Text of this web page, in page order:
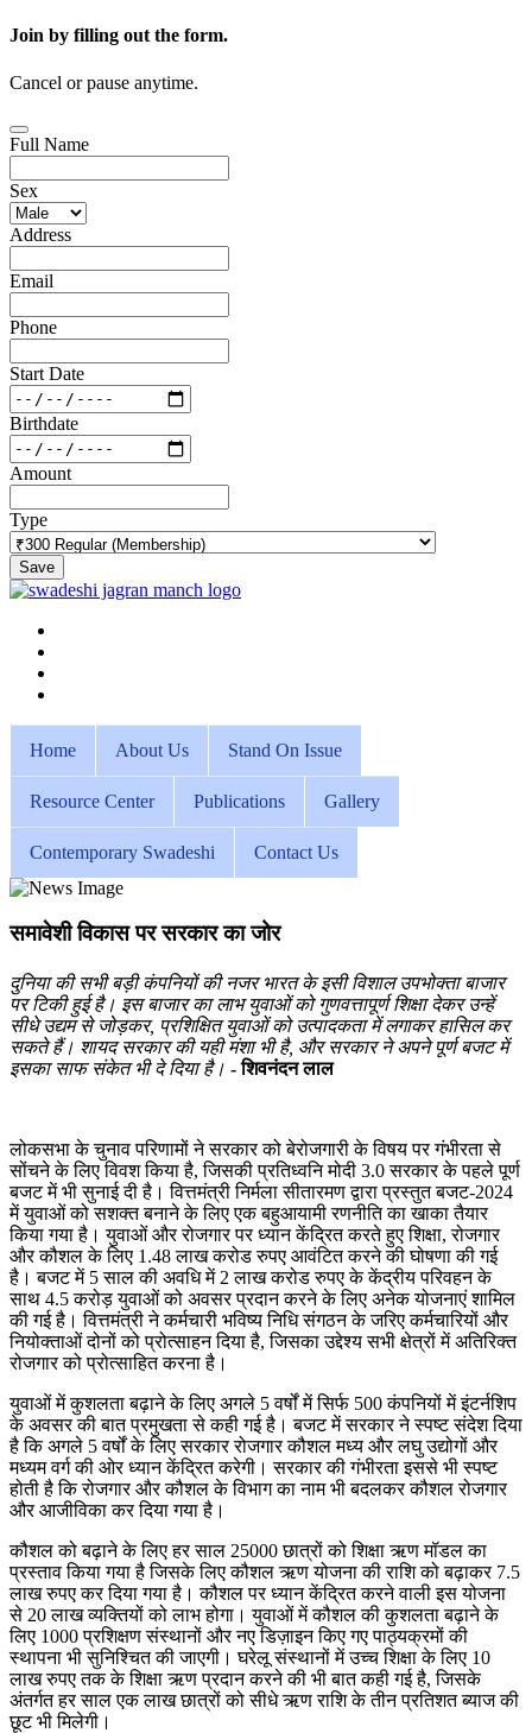
Join by filling out the form.
Cancel or pause anytime.
Full Name
Sex
Address
Email
Phone
Start Date
Birthdate
Amount
Type
Save
Home About Us Stand On Issue
Resource Center Publications Gallery
Contemporary Swadeshi Contact Us
समावेशी विकास पर सरकार का जोर
दुनिया की सभी बड़ी कंपनियों की नजर भारत के इसी विशाल उपभोक्ता बाजार
पर टिकी हुई है। इस बाजार का लाभ युवाओं को गुणवत्तापूर्ण शिक्षा देकर उन्हें
सीधे उद्यम से जोड़कर, प्रशिक्षित युवाओं को उत्पादकता में लगाकर हासिल कर
सकते हैं। शायद सरकार की यही मंशा भी है, और सरकार ने अपने पूर्ण बजट में
इसका साफ संकेत भी दे दिया है। - शिवनंदन लाल
लोकसभा के चुनाव परिणामों ने सरकार को बेरोजगारी के विषय पर गंभीरता से
सोंचने के लिए विवश किया है, जिसकी प्रतिध्वनि मोदी 3.0 सरकार के पहले पूर्ण
बजट में भी सुनाई दी है। वित्तमंत्री निर्मला सीतारमण द्वारा प्रस्तुत बजट-2024
में युवाओं को सशक्त बनाने के लिए एक बहुआयामी रणनीति का खाका तैयार
किया गया है। युवाओं और रोजगार पर ध्यान केंद्रित करते हुए शिक्षा, रोजगार
और कौशल के लिए 1.48 लाख करोड रुपए आवंटित करने की घोषणा की गई
है। बजट में 5 साल की अवधि में 2 लाख करोड रुपए के केंद्रीय परिवहन के
साथ 4.5 करोड़ युवाओं को अवसर प्रदान करने के लिए अनेक योजनाएं शामिल
की गई है। वित्तमंत्री ने कर्मचारी भविष्य निधि संगठन के जरिए कर्मचारियों और
नियोक्ताओं दोनों को प्रोत्साहन दिया है, जिसका उद्देश्य सभी क्षेत्रों में अतिरिक्त
रोजगार को प्रोत्साहित करना है।
युवाओं में कुशलता बढ़ाने के लिए अगले 5 वर्षों में सिर्फ 500 कंपनियों में इंटर्नशिप
के अवसर की बात प्रमुखता से कही गई है। बजट में सरकार ने स्पष्ट संदेश दिया
है कि अगले 5 वर्षों के लिए सरकार रोजगार कौशल मध्य और लघु उद्योगों और
मध्यम वर्ग की ओर ध्यान केंद्रित करेगी। सरकार की गंभीरता इससे भी स्पष्ट
होती है कि रोजगार और कौशल के विभाग का नाम भी बदलकर कौशल रोजगार
और आजीविका कर दिया गया है।
कौशल को बढ़ाने के लिए हर साल 25000 छात्रों को शिक्षा ऋण मॉडल का
प्रस्ताव किया गया है जिसके लिए कौशल ऋण योजना की राशि को बढ़ाकर 7.5
लाख रुपए कर दिया गया है। कौशल पर ध्यान केंद्रित करने वाली इस योजना
से 20 लाख व्यक्तियों को लाभ होगा। युवाओं में कौशल की कुशलता बढ़ाने के
लिए 1000 प्रशिक्षण संस्थानों और नए डिज़ाइन किए गए पाठ्यक्रमों की
स्थापना भी सुनिश्चित की जाएगी। घरेलू संस्थानों में उच्च शिक्षा के लिए 10
लाख रुपए तक के शिक्षा ऋण प्रदान करने की भी बात कही गई है, जिसके
अंतर्गत हर साल एक लाख छात्रों को सीधे ऋण राशि के तीन प्रतिशत ब्याज की
छूट भी मिलेगी।